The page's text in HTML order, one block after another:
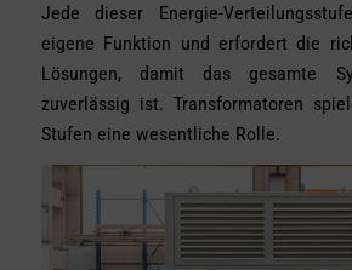
Jede dieser Energie-
eigene Funktion und erfordert die
Lösungen, damit das gesamte
zuverlässig ist. Transformatoren
Stufen eine wesentliche Rolle.